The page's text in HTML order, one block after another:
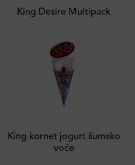
King Desire Multipack
King kornet jogurt šumsko
voće